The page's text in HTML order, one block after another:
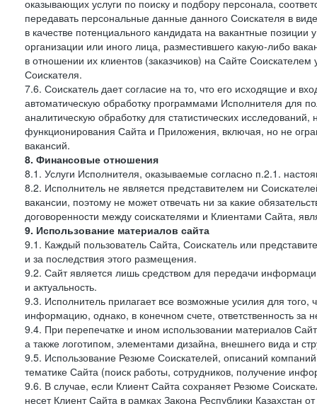
оказывающих услуги по поиску и подбору персонала,
передавать персональные данные данного Соискателя в
в качестве потенциального кандидата на вакантные позиции
организации или иного лица, разместившего какую-либо
в отношении их клиентов (заказчиков) на Сайте
Соискателя.
7.6. Соискатель дает согласие на то, что его исходящие и
автоматическую обработку программами Исполнителя для
аналитическую обработку для статистических
функционирования Сайта и Приложения, включая, но не
вакансий.
8. Финансовые отношения
8.1. Услуги Исполнителя, оказываемые согласно п.2.1.
8.2. Исполнитель не является представителем ни
вакансии, поэтому не может отвечать ни за какие
договоренности между соискателями и Клиентами Сайта,
9. Использование материалов сайта
9.1. Каждый пользователь Сайта, Соискатель или
и за последствия этого размещения.
9.2. Сайт является лишь средством для передачи
и актуальность.
9.3. Исполнитель прилагает все возможные усилия для
информацию, однако, в конечном счете, ответственность за
9.4. При перепечатке и ином использовании материалов
а также логотипом, элементами дизайна, внешнего вида и
9.5. Использование Резюме Соискателей, описаний
тематике Сайта (поиск работы, сотрудников, получение
9.6. В случае, если Клиент Сайта сохраняет Резюме
несет Клиент Сайта в рамках Закона Республики